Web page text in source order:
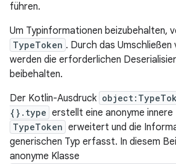
führen.
Um Typinformationen beizubehalten,
TypeToken . Durch das Umschließen
werden die erforderlichen
beibehalten.
Der Kotlin-Ausdruck
{}.type erstellt eine anonyme innere
TypeToken erweitert und die
generischen Typ erfasst. In diesem
anonyme Klasse